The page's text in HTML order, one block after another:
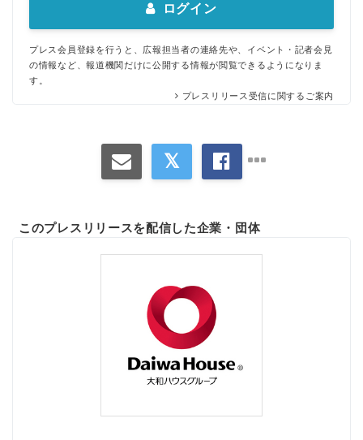
ログイン
プレス会員登録を行うと、広報担当者の連絡先や、イベント・記者会見
の情報など、報道機関だけに公開する情報が閲覧できるようになりま
す。
プレスリリース受信に関するご案内
このプレスリリースを配信した企業・団体